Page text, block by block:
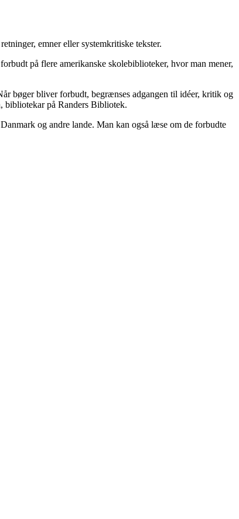
emner eller systemkritiske tekster.
på flere amerikanske skolebiblioteker, hvor man mener,
bøger bliver forbudt, begrænses adgangen til idéer, kritik og
bibliotekar på Randers Bibliotek.
og andre lande. Man kan også læse om de forbudte